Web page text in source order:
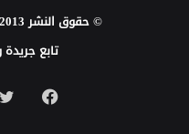
© حقوق النشر 2013 ، الحقوق محفوظة |
تابع
فيسبوك